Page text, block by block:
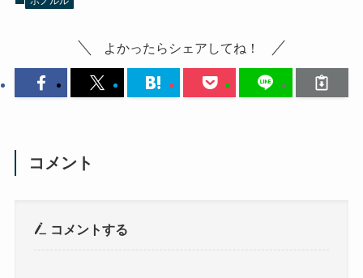
よかったらシェアしてね！
コメント
コメントする